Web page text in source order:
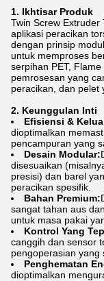
1. Ikhtisar Produk
Twin Screw
aplikasi peracikan
dengan prinsip
untuk memproses
serpihan PET,
pemrosesan yang
peracikan, dan pelet
2. Keunggulan Inti
Efisiensi &
dioptimalkan
pencampuran yang
Desain Modular:
disesuaikan
presisi) dan barel
peracikan spesifik.
Bahan Premium:
sangat tahan aus
untuk masa pakai
Kontrol Yang
canggih dan sensor
pengoperasian yang
Penghematan
dioptimalkan